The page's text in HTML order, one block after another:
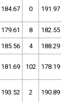
184.67 0 191.97
179.61 8 182.55
185.56 4 188.29
181.69 102 178.19
193.52 2 190.89